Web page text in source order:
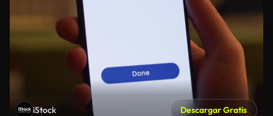
iStock Descargar Gratis